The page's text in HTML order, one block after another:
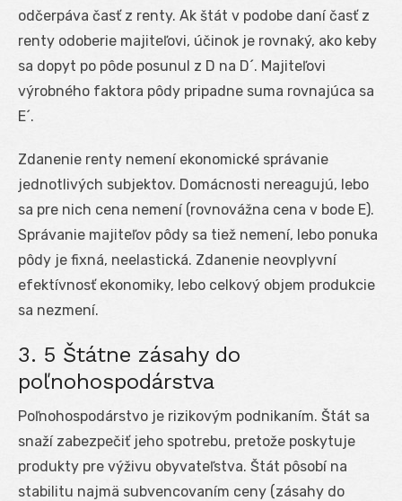
odčerpáva časť z renty. Ak štát v podobe daní časť z
renty odoberie majiteľovi, účinok je rovnaký, ako keby
sa dopyt po pôde posunul z D na D´. Majiteľovi
výrobného faktora pôdy pripadne suma rovnajúca sa
E´.
Zdanenie renty nemení ekonomické správanie
jednotlivých subjektov. Domácnosti nereagujú, lebo
sa pre nich cena nemení (rovnovážna cena v bode E).
Správanie majiteľov pôdy sa tiež nemení, lebo ponuka
pôdy je fixná, neelastická. Zdanenie neovplyvní
efektívnosť ekonomiky, lebo celkový objem produkcie
sa nezmení.
3. 5 Štátne zásahy do
poľnohospodárstva
Poľnohospodárstvo je rizikovým podnikaním. Štát sa
snaží zabezpečiť jeho spotrebu, pretože poskytuje
produkty pre výživu obyvateľstva. Štát pôsobí na
stabilitu najmä subvencovaním ceny (zásahy do